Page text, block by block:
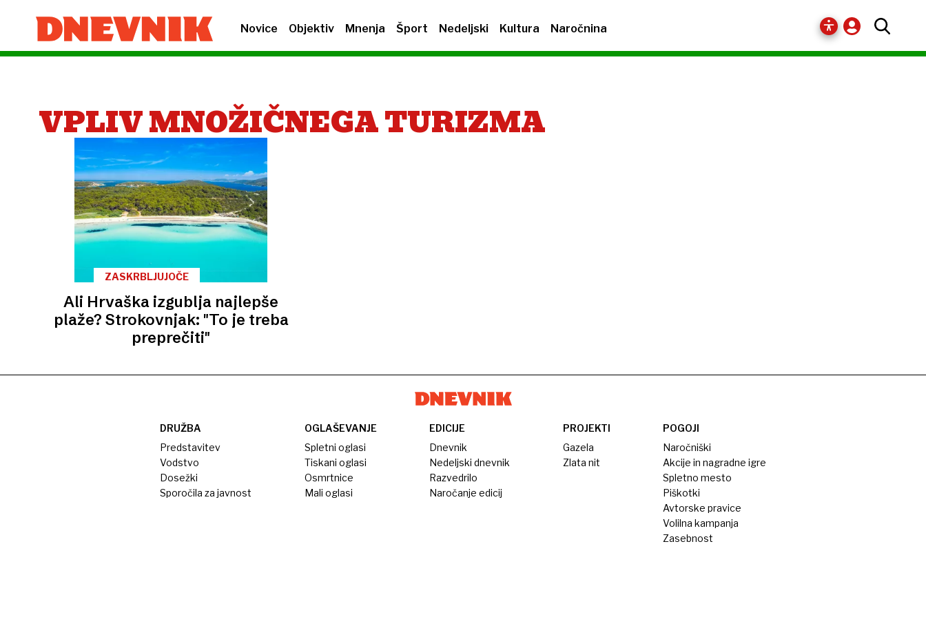
Novice Objektiv Mnenja Šport Nedeljski Kultura Naročnina
VPLIV MNOŽIČNEGA TURIZMA
ZASKRBLJUJOČE
Ali Hrvaška izgublja najlepše
plaže? Strokovnjak: "To je treba
preprečiti"
DRUŽBA
Predstavitev
Vodstvo
Dosežki
Sporočila za javnost
OGLAŠEVANJE
Spletni oglasi
Tiskani oglasi
Osmrtnice
Mali oglasi
EDICIJE
Dnevnik
Nedeljski dnevnik
Razvedrilo
Naročanje edicij
PROJEKTI
Gazela
Zlata nit
POGOJI
Naročniški
Akcije in nagradne igre
Spletno mesto
Piškotki
Avtorske pravice
Volilna kampanja
Zasebnost